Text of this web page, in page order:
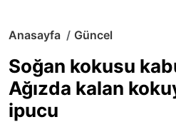
Anasayfa Güncel
Soğan kokusu
Ağızda kalan
ipucu